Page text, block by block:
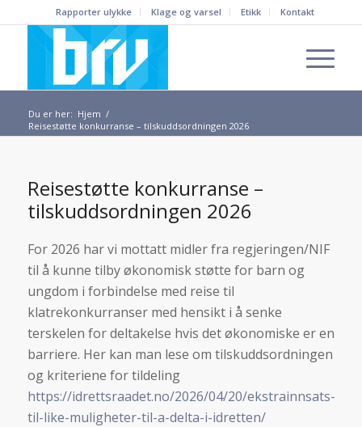
Rapporter ulykke Klage og varsel Etikk Kontakt
Du er her: Hjem /
Reisestøtte konkurranse – tilskuddsordningen 2026
Reisestøtte konkurranse –
tilskuddsordningen 2026
For 2026 har vi mottatt midler fra regjeringen/NIF
til å kunne tilby økonomisk støtte for barn og
ungdom i forbindelse med reise til
klatrekonkurranser med hensikt i å senke
terskelen for deltakelse hvis det økonomiske er en
barriere. Her kan man lese om tilskuddsordningen
og kriteriene for tildeling
https://idrettsraadet.no/2026/04/20/ekstrainnsats-
til-like-muligheter-til-a-delta-i-idretten/